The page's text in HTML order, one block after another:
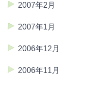
2007年2月
2007年1月
2006年12月
2006年11月